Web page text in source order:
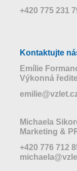
+420 775 231
Kontaktujte
Emílie
Výkonná
Michaela
Marketing &
+420 776 712